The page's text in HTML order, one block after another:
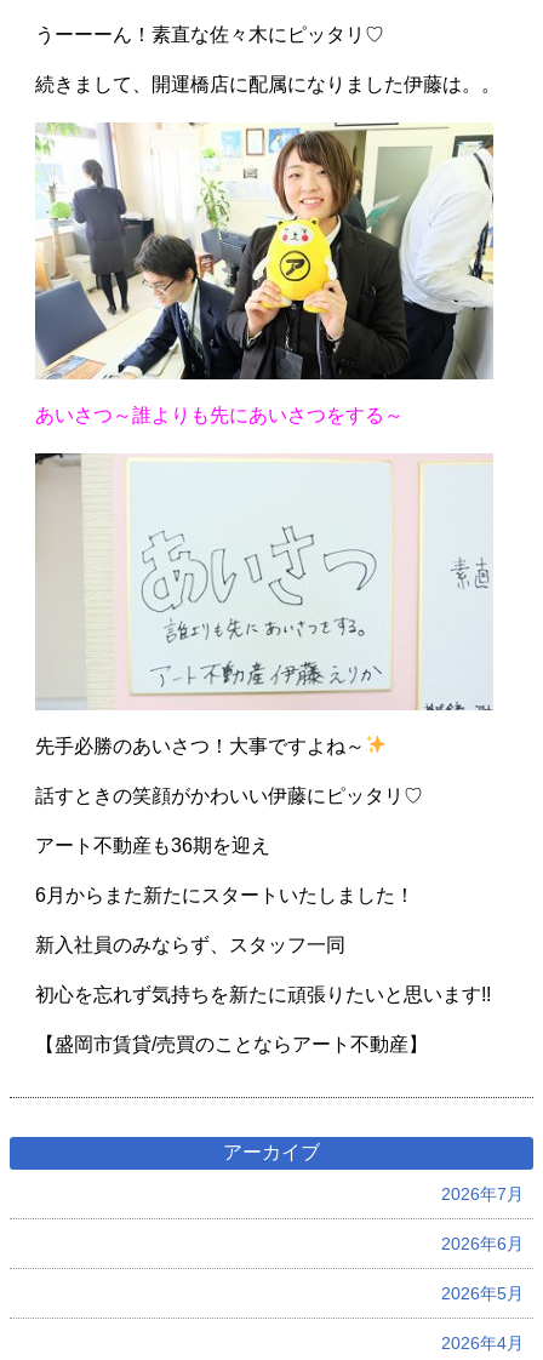
うーーーん！素直な佐々木にピッタリ♡
続きまして、開運橋店に配属になりました伊藤は。。
あいさつ～誰よりも先にあいさつをする～
先手必勝のあいさつ！大事ですよね～
話すときの笑顔がかわいい伊藤にピッタリ♡
アート不動産も36期を迎え
6月からまた新たにスタートいたしました！
新入社員のみならず、スタッフ一同
初心を忘れず気持ちを新たに頑張りたいと思います!!
【盛岡市賃貸/売買のことならアート不動産】
アーカイブ
2026年7月
2026年6月
2026年5月
2026年4月